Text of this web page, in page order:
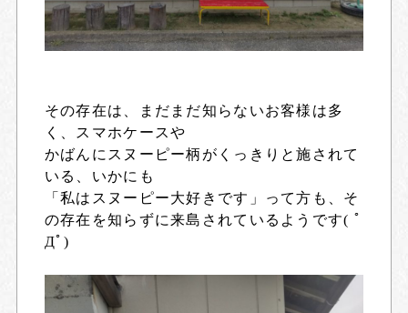
その存在は、まだまだ知らないお客様は多
く、スマホケースや
かばんにスヌーピー柄がくっきりと施されて
いる、いかにも
「私はスヌーピー大好きです」って方も、そ
の存在を知らずに来島されているようです( ﾟ
Дﾟ)